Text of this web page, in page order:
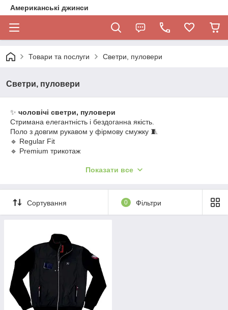
Американські джинси
Товари та послуги Светри, пуловери
Светри, пуловери
✨ чоловічі светри, пуловери
Стримана елегантність і бездоганна якість.
Поло з довгим рукавом у фірмову смужку 🧵
🔹 Regular Fit
🔹 Premium трикотаж
🔹 Створено для тих, хто цінує стиль у деталях.
Показати все
Сортування 0 Фільтри